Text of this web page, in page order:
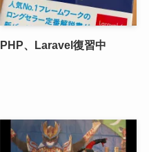
PHP、Laravel復習中